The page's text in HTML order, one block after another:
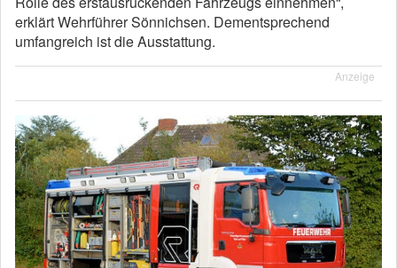
erklärt Wehrführer Sönnichsen. Dementsprechend
umfangreich ist die Ausstattung.
Anzeige